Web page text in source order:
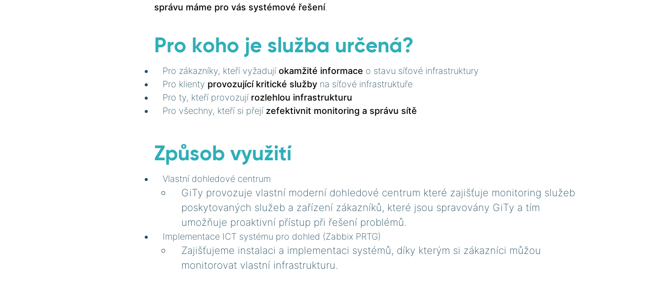
správu máme pro vás systémové řešení.
Pro koho je služba určená?
Pro zákazníky, kteří vyžadují okamžité informace o stavu síťové infrastruktury
Pro klienty provozující kritické služby na síťové infrastruktuře
Pro ty, kteří provozují rozlehlou infrastrukturu
Pro všechny, kteří si přejí zefektivnit monitoring a správu sítě
Způsob využití
Vlastní dohledové centrum
GiTy provozuje vlastní moderní dohledové centrum které zajišťuje monitoring služeb
poskytovaných služeb a zařízení zákazníků, které jsou spravovány GiTy a tím
umožňuje proaktivní přístup při řešení problémů.
Implementace ICT systému pro dohled (Zabbix PRTG)
Zajišťujeme instalaci a implementaci systémů, díky kterým si zákazníci můžou
monitorovat vlastní infrastrukturu.